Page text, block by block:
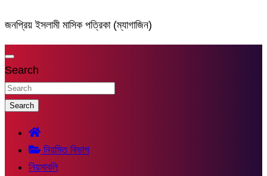
জনপ্রিয় ইসলামী মাসিক পত্রিকা (ম্যাগাজিন)
Search
Search
নিয়মিত বিভাগ
নিয়মাবলি